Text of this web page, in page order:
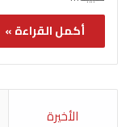
أكمل القراءة »
الأخيرة